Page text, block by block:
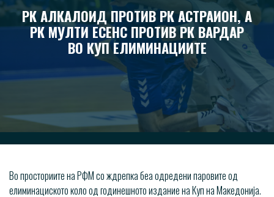
РК АЛКАЛОИД ПРОТИВ РК АСТРАИОН, А
РК МУЛТИ ЕСЕНС ПРОТИВ РК ВАРДАР
ВО КУП ЕЛИМИНАЦИИТЕ
Во просториите на РФМ со ждрепка беа одредени паровите од
елиминациското коло од годинешното издание на Куп на Македонија.